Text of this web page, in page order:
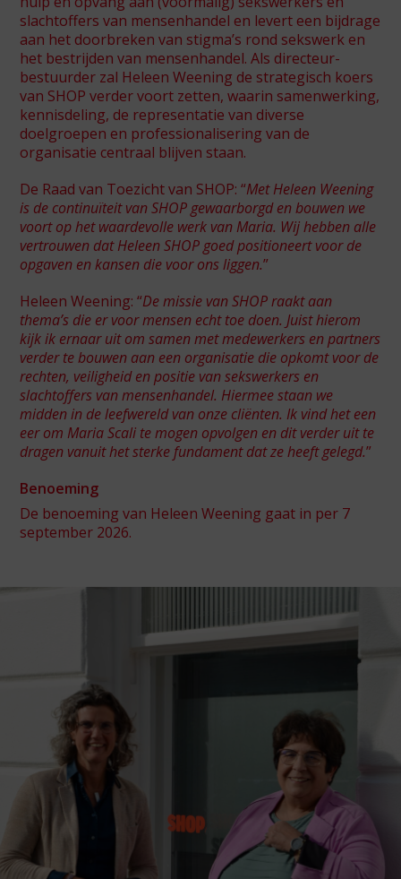
slachtoffers van mensenhandel en levert een bijdrage
aan het doorbreken van stigma’s rond sekswerk en
het bestrijden van mensenhandel. Als directeur-
bestuurder zal Heleen Weening de strategisch koers
van SHOP verder voort zetten, waarin samenwerking,
kennisdeling, de representatie van diverse
doelgroepen en professionalisering van de
organisatie centraal blijven staan.
De Raad van Toezicht van SHOP: “Met Heleen Weening
is de continuïteit van SHOP gewaarborgd en bouwen we
voort op het waardevolle werk van Maria. Wij hebben alle
vertrouwen dat Heleen SHOP goed positioneert voor de
opgaven en kansen die voor ons liggen.”
Heleen Weening: “De missie van SHOP raakt aan
thema’s die er voor mensen echt toe doen. Juist hierom
kijk ik ernaar uit om samen met medewerkers en partners
verder te bouwen aan een organisatie die opkomt voor de
rechten, veiligheid en positie van sekswerkers en
slachtoffers van mensenhandel. Hiermee staan we
midden in de leefwereld van onze cliënten. Ik vind het een
eer om Maria Scali te mogen opvolgen en dit verder uit te
dragen vanuit het sterke fundament dat ze heeft gelegd.”
Benoeming
De benoeming van Heleen Weening gaat in per 7
september 2026.